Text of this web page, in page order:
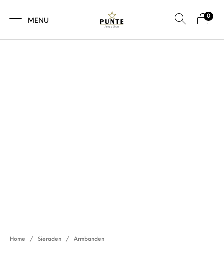
MENU
0
SALE!
Home / Sieraden / Armbanden